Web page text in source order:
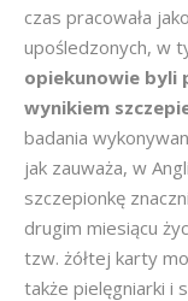
czas pracowała
upośledzonych, w
opiekunowie byli
wynikiem
badania
jak zauważa, w
szczepionkę
drugim miesiącu
tzw. żółtej karty
także pielęgniarki i